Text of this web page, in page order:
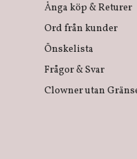
Ånga köp & Returer
Ord från kunder
Önskelista
Frågor & Svar
Clowner utan